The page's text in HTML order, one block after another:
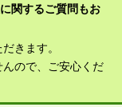
関するご質問もお
きます。
ので、ご安心くだ